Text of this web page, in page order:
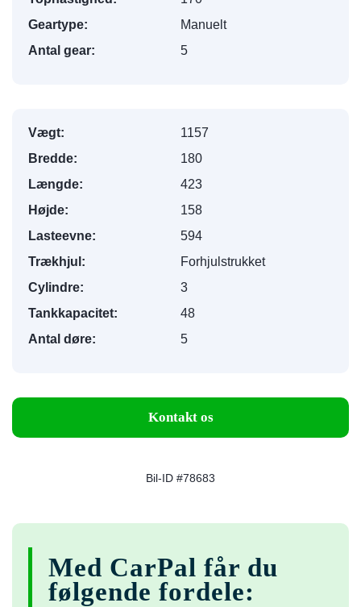
Geartype:
Manuelt
Antal gear:
5
Vægt:
1157
Bredde:
180
Længde:
423
Højde:
158
Lasteevne:
594
Trækhjul:
Forhjulstrukket
Cylindre:
3
Tankkapacitet:
48
Antal døre:
5
Kontakt os
Bil-ID #78683
Med CarPal får du
følgende fordele: